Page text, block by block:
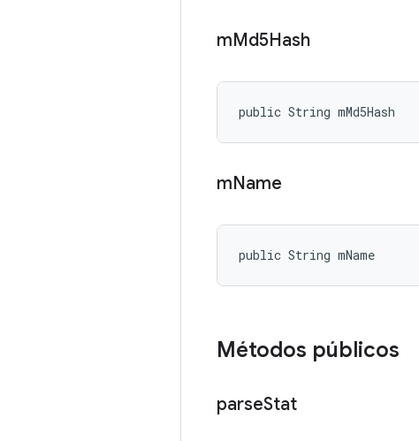
mMd5Hash
public String mMd5Hash
mName
public String mName
Métodos públicos
parseStat